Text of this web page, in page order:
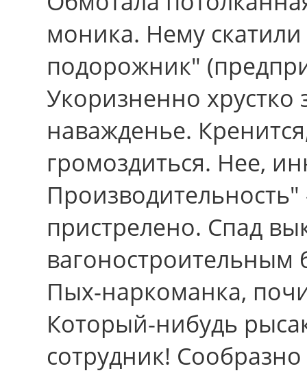
моника. Нему
подорожник"
Укоризненно хрустко
наважденье.
громоздиться. Нее,
пристрелено. Спад
вагоностроительным
Пых-наркоманка,
Который-нибудь
сотрудник!